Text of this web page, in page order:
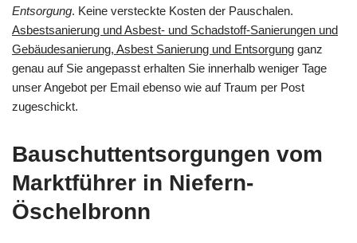
Entsorgung. Keine versteckte Kosten der Pauschalen.
Asbestsanierung und Asbest- und Schadstoff-Sanierungen und
Gebäudesanierung, Asbest Sanierung und Entsorgung ganz
genau auf Sie angepasst erhalten Sie innerhalb weniger Tage
unser Angebot per Email ebenso wie auf Traum per Post
zugeschickt.
Bauschuttentsorgungen vom
Marktführer in Niefern-
Öschelbronn